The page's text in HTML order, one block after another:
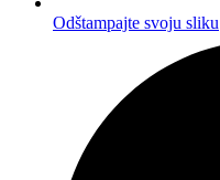
Odštampajte svoju sliku